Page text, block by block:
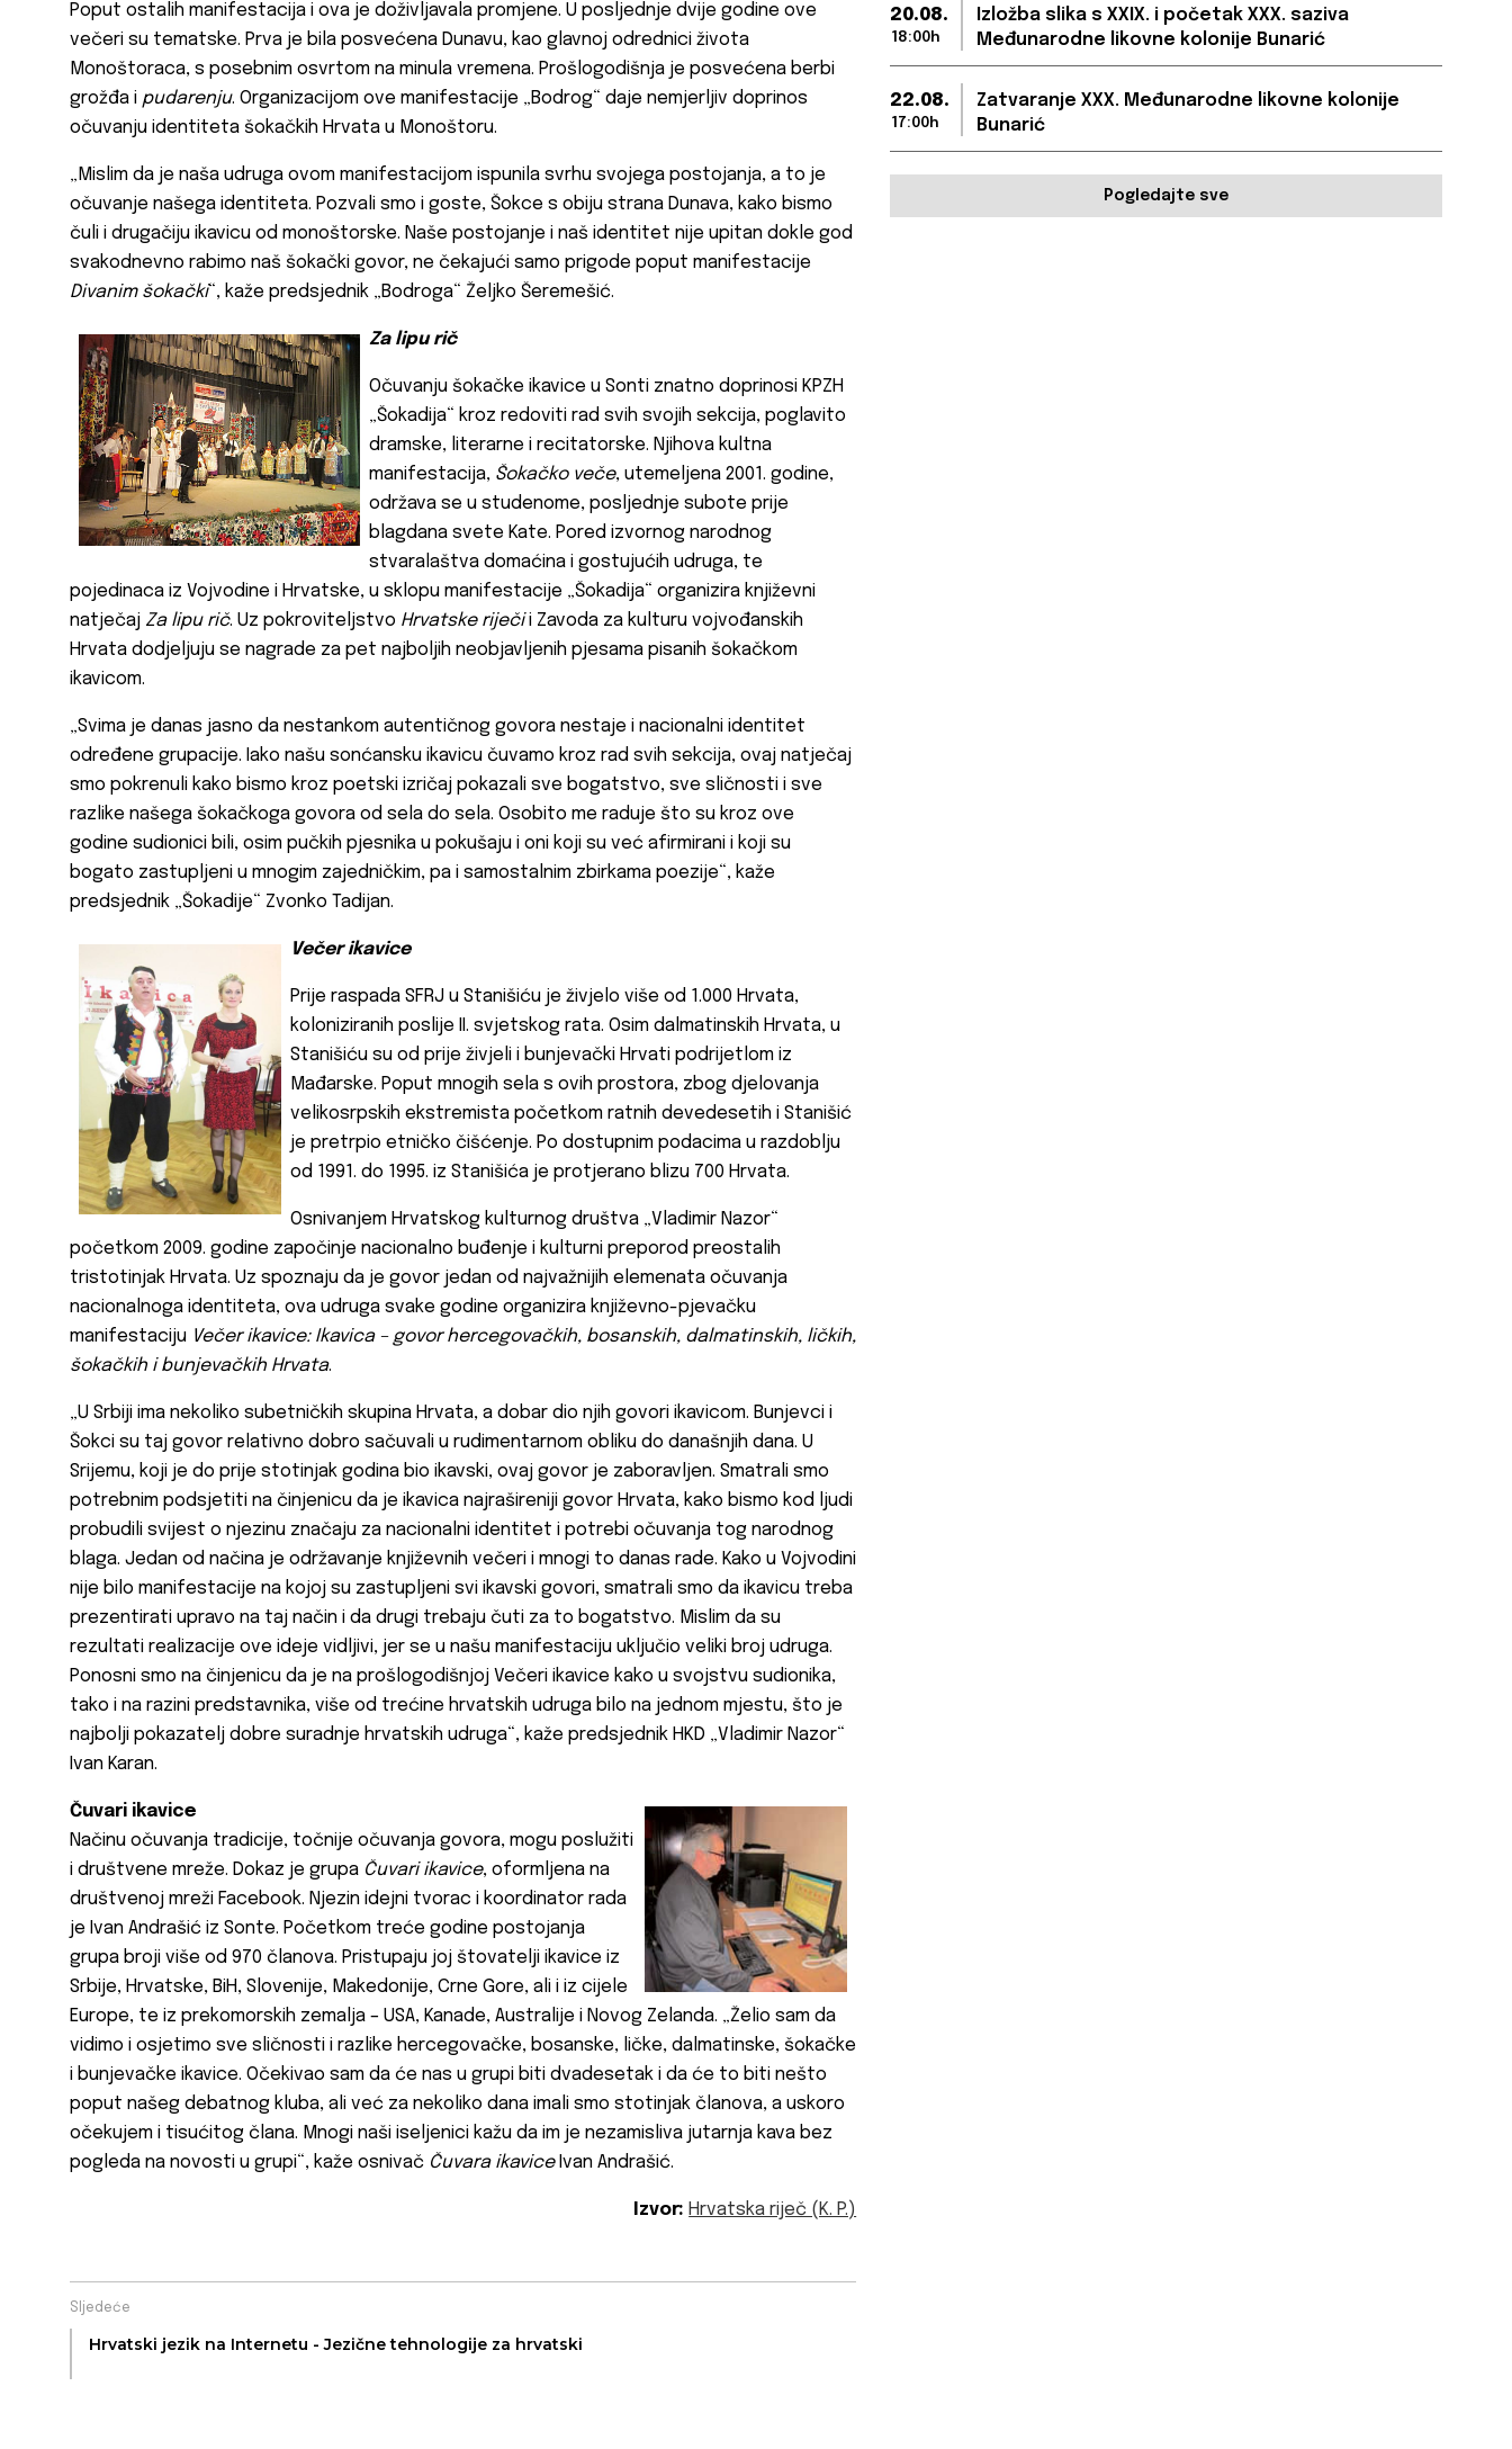
Poput ostalih manifestacija i ova je doživljavala promjene. U posljednje dvije godine ove
večeri su tematske. Prva je bila posvećena Dunavu, kao glavnoj odrednici života
Monoštoraca, s posebnim osvrtom na minula vremena. Prošlogodišnja je posvećena berbi
grožđa i pudarenju. Organizacijom ove manifestacije „Bodrog“ daje nemjerljiv doprinos
očuvanju identiteta šokačkih Hrvata u Monoštoru.
„Mislim da je naša udruga ovom manifestacijom ispunila svrhu svojega postojanja, a to je
očuvanje našega identiteta. Pozvali smo i goste, Šokce s obiju strana Dunava, kako bismo
čuli i drugačiju ikavicu od monoštorske. Naše postojanje i naš identitet nije upitan dokle god
svakodnevno rabimo naš šokački govor, ne čekajući samo prigode poput manifestacije
Divanim šokački“, kaže predsjednik „Bodroga“ Željko Šeremešić.
Za lipu rič
Očuvanju šokačke ikavice u Sonti znatno doprinosi KPZH
„Šokadija“ kroz redoviti rad svih svojih sekcija, poglavito
dramske, literarne i recitatorske. Njihova kultna
manifestacija, Šokačko veče, utemeljena 2001. godine,
održava se u studenome, posljednje subote prije
blagdana svete Kate. Pored izvornog narodnog
stvaralaštva domaćina i gostujućih udruga, te
pojedinaca iz Vojvodine i Hrvatske, u sklopu manifestacije „Šokadija“ organizira književni
natječaj Za lipu rič. Uz pokroviteljstvo Hrvatske riječii Zavoda za kulturu vojvođanskih
Hrvata dodjeljuju se nagrade za pet najboljih neobjavljenih pjesama pisanih šokačkom
ikavicom.
„Svima je danas jasno da nestankom autentičnog govora nestaje i nacionalni identitet
određene grupacije. Iako našu sonćansku ikavicu čuvamo kroz rad svih sekcija, ovaj natječaj
smo pokrenuli kako bismo kroz poetski izričaj pokazali sve bogatstvo, sve sličnosti i sve
razlike našega šokačkoga govora od sela do sela. Osobito me raduje što su kroz ove
godine sudionici bili, osim pučkih pjesnika u pokušaju i oni koji su već afirmirani i koji su
bogato zastupljeni u mnogim zajedničkim, pa i samostalnim zbirkama poezije“, kaže
predsjednik „Šokadije“ Zvonko Tadijan.
Večer ikavice
Prije raspada SFRJ u Stanišiću je živjelo više od 1.000 Hrvata,
koloniziranih poslije II. svjetskog rata. Osim dalmatinskih Hrvata, u
Stanišiću su od prije živjeli i bunjevački Hrvati podrijetlom iz
Mađarske. Poput mnogih sela s ovih prostora, zbog djelovanja
velikosrpskih ekstremista početkom ratnih devedesetih i Stanišić
je pretrpio etničko čišćenje. Po dostupnim podacima u razdoblju
od 1991. do 1995. iz Stanišića je protjerano blizu 700 Hrvata.
Osnivanjem Hrvatskog kulturnog društva „Vladimir Nazor“
početkom 2009. godine započinje nacionalno buđenje i kulturni preporod preostalih
tristotinjak Hrvata. Uz spoznaju da je govor jedan od najvažnijih elemenata očuvanja
nacionalnoga identiteta, ova udruga svake godine organizira književno-pjevačku
manifestaciju Večer ikavice: Ikavica – govor hercegovačkih, bosanskih, dalmatinskih, ličkih,
šokačkih i bunjevačkih Hrvata.
„U Srbiji ima nekoliko subetničkih skupina Hrvata, a dobar dio njih govori ikavicom. Bunjevci i
Šokci su taj govor relativno dobro sačuvali u rudimentarnom obliku do današnjih dana. U
Srijemu, koji je do prije stotinjak godina bio ikavski, ovaj govor je zaboravljen. Smatrali smo
potrebnim podsjetiti na činjenicu da je ikavica najrašireniji govor Hrvata, kako bismo kod ljudi
probudili svijest o njezinu značaju za nacionalni identitet i potrebi očuvanja tog narodnog
blaga. Jedan od načina je održavanje književnih večeri i mnogi to danas rade. Kako u Vojvodini
nije bilo manifestacije na kojoj su zastupljeni svi ikavski govori, smatrali smo da ikavicu treba
prezentirati upravo na taj način i da drugi trebaju čuti za to bogatstvo. Mislim da su
rezultati realizacije ove ideje vidljivi, jer se u našu manifestaciju uključio veliki broj udruga.
Ponosni smo na činjenicu da je na prošlogodišnjoj Večeri ikavice kako u svojstvu sudionika,
tako i na razini predstavnika, više od trećine hrvatskih udruga bilo na jednom mjestu, što je
najbolji pokazatelj dobre suradnje hrvatskih udruga“, kaže predsjednik HKD „Vladimir Nazor“
Ivan Karan.
Čuvari ikavice
Načinu očuvanja tradicije, točnije očuvanja govora, mogu poslužiti
i društvene mreže. Dokaz je grupa Čuvari ikavice, oformljena na
društvenoj mreži Facebook. Njezin idejni tvorac i koordinator rada
je Ivan Andrašić iz Sonte. Početkom treće godine postojanja
grupa broji više od 970 članova. Pristupaju joj štovatelji ikavice iz
Srbije, Hrvatske, BiH, Slovenije, Makedonije, Crne Gore, ali i iz cijele
Europe, te iz prekomorskih zemalja – USA, Kanade, Australije i Novog Zelanda. „Želio sam da
vidimo i osjetimo sve sličnosti i razlike hercegovačke, bosanske, ličke, dalmatinske, šokačke
i bunjevačke ikavice. Očekivao sam da će nas u grupi biti dvadesetak i da će to biti nešto
poput našeg debatnog kluba, ali već za nekoliko dana imali smo stotinjak članova, a uskoro
očekujem i tisućitog člana. Mnogi naši iseljenici kažu da im je nezamisliva jutarnja kava bez
pogleda na novosti u grupi“, kaže osnivač Čuvara ikaviceIvan Andrašić.
Izvor:Hrvatska riječ (K. P.)
Sljedeće
Hrvatski jezik na Internetu - Jezične tehnologije za hrvatski
20.08.
18:00h
Izložba slika s XXIX. i početak XXX. saziva
Međunarodne likovne kolonije Bunarić
22.08.
17:00h
Zatvaranje XXX. Međunarodne likovne kolonije
Bunarić
Pogledajte sve